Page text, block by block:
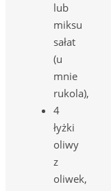
lub
miksu
sałat
(u
mnie
rukola),
4
łyżki
oliwy
z
oliwek,